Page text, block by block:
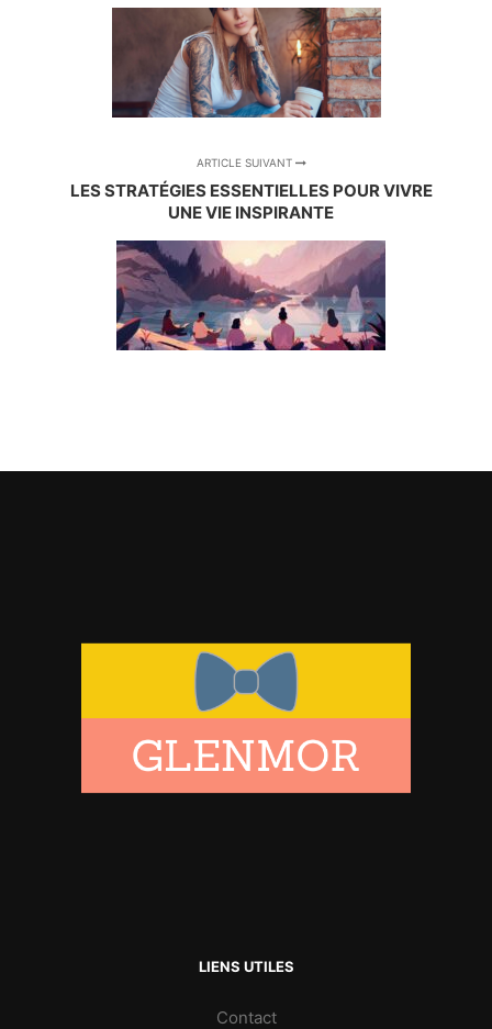
ARTICLE SUIVANT
LES STRATÉGIES ESSENTIELLES POUR VIVRE
UNE VIE INSPIRANTE
LIENS UTILES
Contact